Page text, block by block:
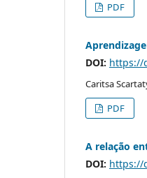
PDF
DOI: https://
Caritsa
PDF
A relação
DOI: https://